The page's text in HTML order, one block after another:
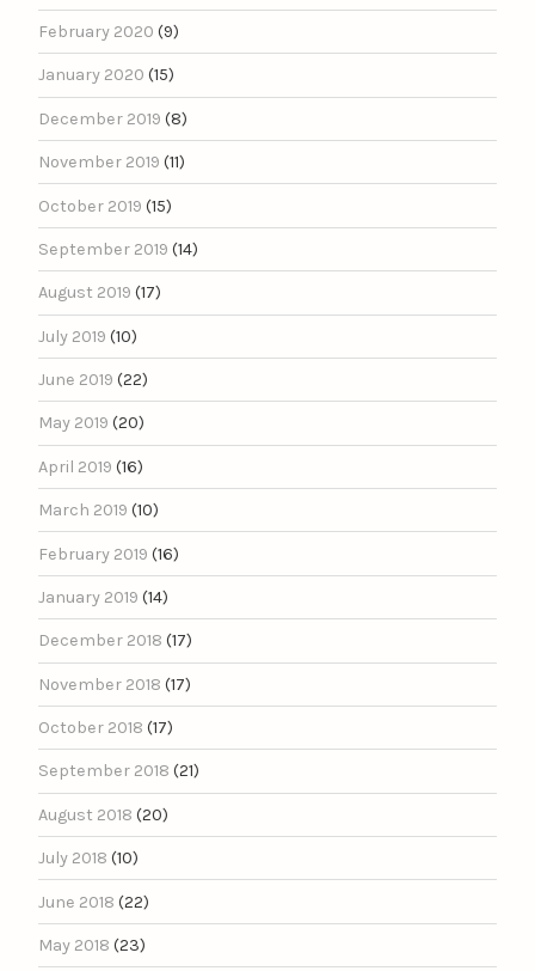
February 2020 (9)
January 2020 (15)
December 2019 (8)
November 2019 (11)
October 2019 (15)
September 2019 (14)
August 2019 (17)
July 2019 (10)
June 2019 (22)
May 2019 (20)
April 2019 (16)
March 2019 (10)
February 2019 (16)
January 2019 (14)
December 2018 (17)
November 2018 (17)
October 2018 (17)
September 2018 (21)
August 2018 (20)
July 2018 (10)
June 2018 (22)
May 2018 (23)